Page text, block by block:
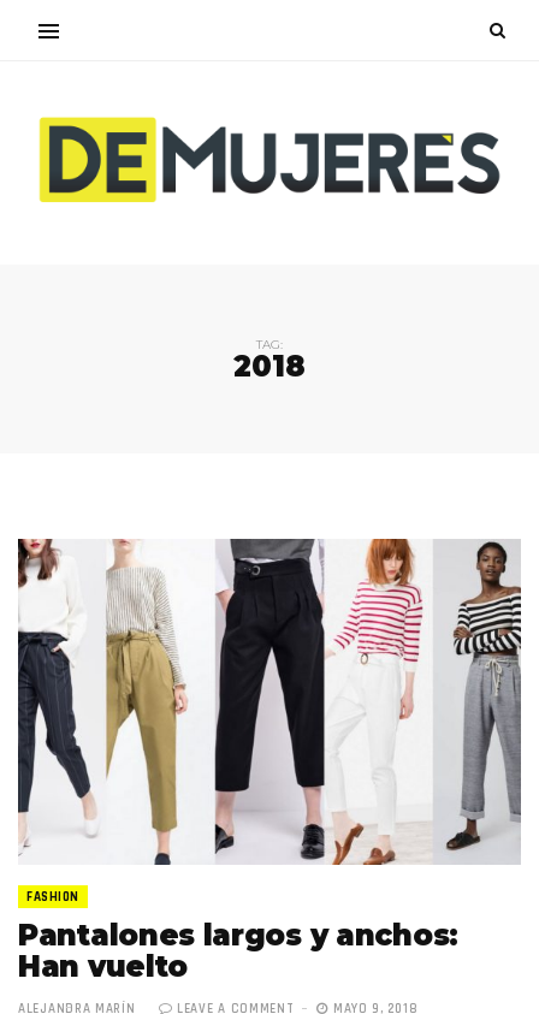
TAG:
2018
FASHION
Pantalones largos y anchos:
Han vuelto
ALEJANDRA MARÍN LEAVE A COMMENT MAYO 9, 2018